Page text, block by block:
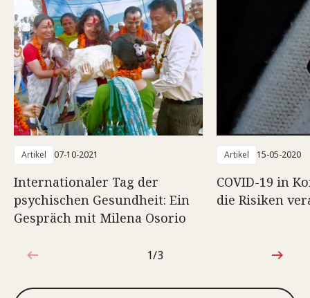
Artikel 07-10-2021
Internationaler Tag der
psychischen Gesundheit: Ein
Gespräch mit Milena Osorio
Artikel 15-05-2020
COVID-19 in
die Risiken
1von3
1/3